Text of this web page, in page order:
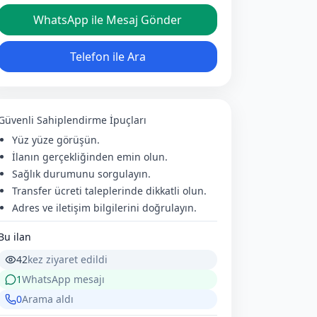
WhatsApp ile Mesaj Gönder
Telefon ile Ara
Sahiplendirme İpuçları
Yüz yüze görüşün.
İlanın gerçekliğinden emin olun.
Sağlık durumunu sorgulayın.
Transfer ücreti taleplerinde dikkatli olun.
Adres ve iletişim bilgilerini doğrulayın.
ilan
42kez ziyaret edildi
1WhatsApp mesajı
0Arama aldı